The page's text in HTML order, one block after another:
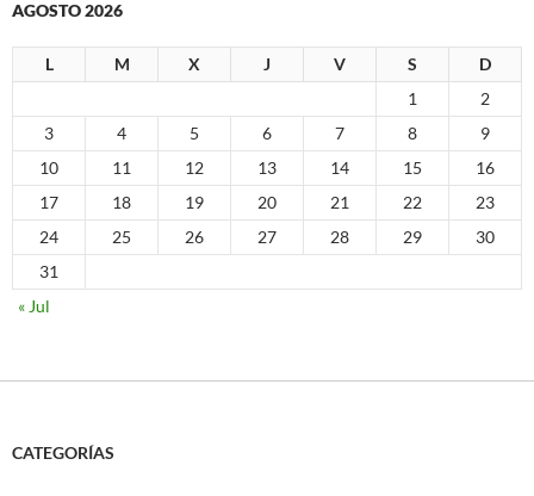
AGOSTO 2026
L M X J V S
D
1
2
3
4 5 6 7 8
9
10
11 12 13 14 15
16
17
18 19 20 21 22
23
24
25 26 27 28 29
30
31
« Jul
CATEGORÍAS